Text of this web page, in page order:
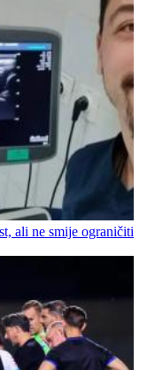
ali ne smije ograničiti